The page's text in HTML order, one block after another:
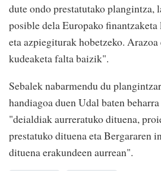
dute ondo prestatutako plangintza,
posible dela Europako
eta azpiegiturak hobetzeko.
kudeaketa falta baizik".
Sebalek nabarmendu du
handiagoa duen Udal baten
"deialdiak aurreratuko dituena,
prestatuko dituena eta Bergararen
dituena erakundeen aurrean".